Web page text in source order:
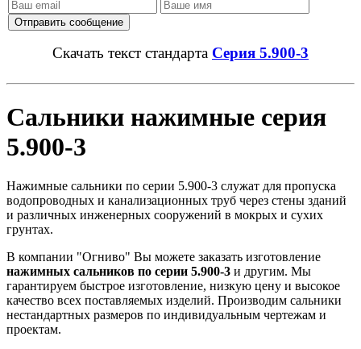
Скачать текст стандарта Серия 5.900-3
Сальники нажимные серия
5.900-3
Нажимные сальники по серии 5.900-3 служат для пропуска
водопроводных и канализационных труб через стены зданий
и различных инженерных сооружений в мокрых и сухих
грунтах.
В компании "Огниво" Вы можете заказать изготовление
нажимных сальников по серии 5.900-3 и другим. Мы
гарантируем быстрое изготовление, низкую цену и высокое
качество всех поставляемых изделий. Производим сальники
нестандартных размеров по индивидуальным чертежам и
проектам.